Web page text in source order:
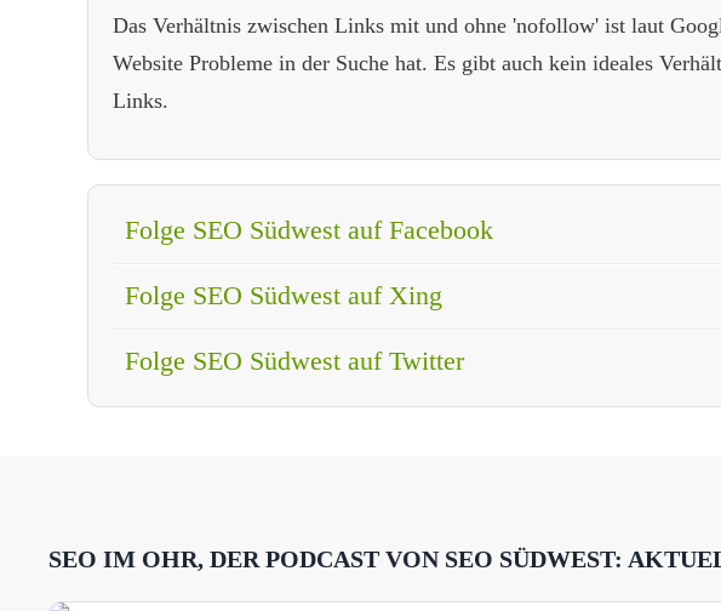
Das Verhältnis zwischen Links mit und ohne 'nofollow' ist laut
Website Probleme in der Suche hat. Es gibt auch kein ideales
Links.
Folge SEO Südwest auf Facebook
Folge SEO Südwest auf Xing
Folge SEO Südwest auf Twitter
SEO IM OHR, DER PODCAST VON SEO SÜDWEST: